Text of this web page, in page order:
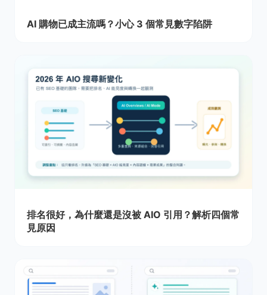
AI 購物已成主流嗎？小心 3 個常見數字陷阱
排名很好，為什麼還是沒被 AIO 引用？解析四個常
見原因